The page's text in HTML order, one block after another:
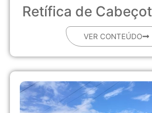
Retífica de
VER CONTEÚDO